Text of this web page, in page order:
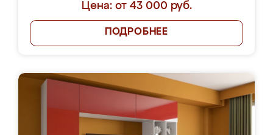
Цена: от 43 000 руб.
ПОДРОБНЕЕ